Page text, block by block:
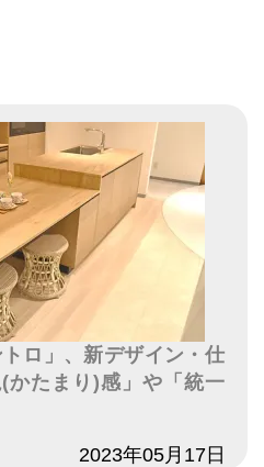
ロ」、新デザイン・仕
かたまり)感」や「統一
2023年05月17日